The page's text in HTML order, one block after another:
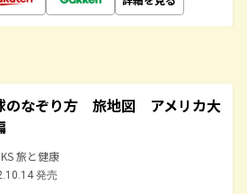
のなぞり方 旅地図 アメリカ大
旅と健康
発売